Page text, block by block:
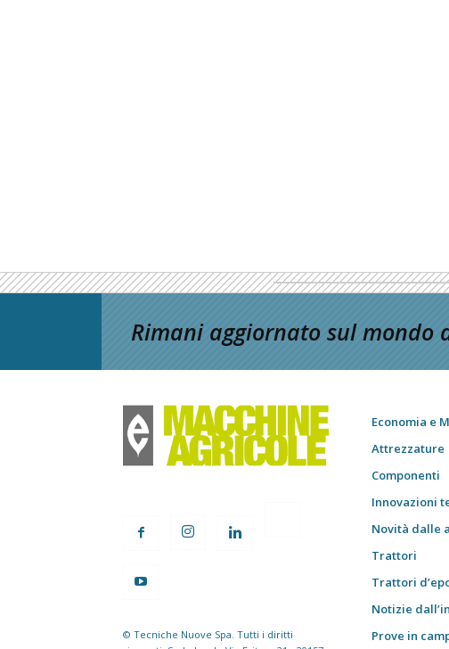
Rimani aggiornato sul mondo
© Tecniche Nuove Spa. Tutti i diritti
Economia e
Attrezzature
Componenti
Innovazioni
Novità dalle
Trattori
Trattori
Notizie
Prove in